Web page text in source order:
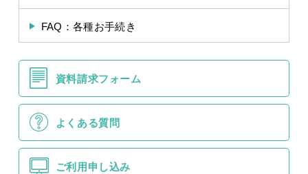
FAQ：各種お手続き
資料請求フォーム
よくある質問
ご利用申し込み